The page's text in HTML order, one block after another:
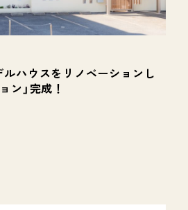
ハウスをリノベーションし
ン」完成！